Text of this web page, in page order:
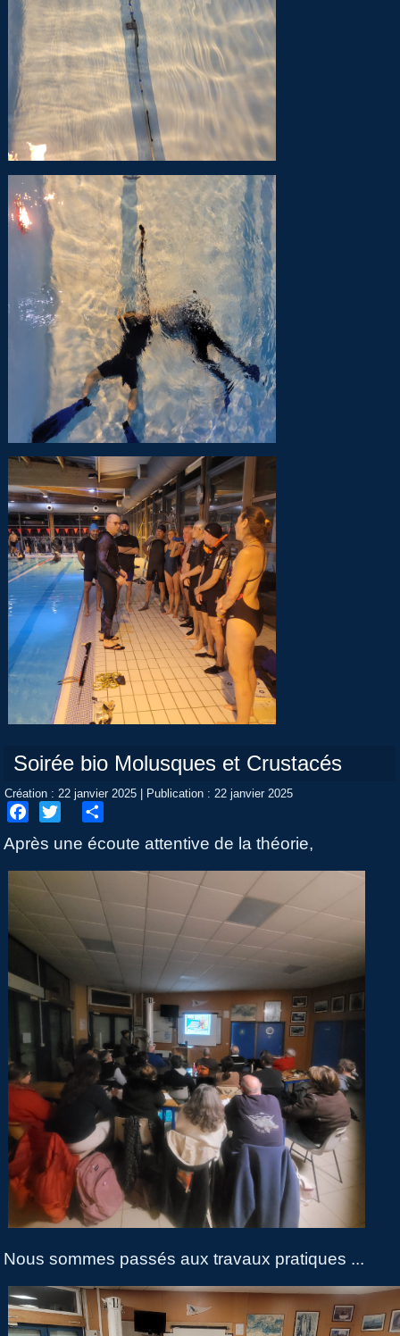
Soirée bio Molusques et Crustacés
Création : 22 janvier 2025 | Publication : 22 janvier 2025
Facebook Share
Après une écoute attentive de la théorie,
Nous sommes passés aux travaux pratiques ...